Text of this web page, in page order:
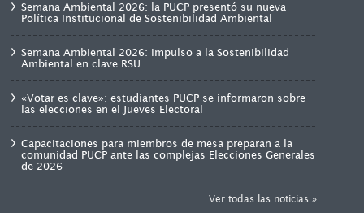
Semana Ambiental 2026: la PUCP presentó su nueva
Política Institucional de Sostenibilidad Ambiental
Semana Ambiental 2026: impulso a la Sostenibilidad
Ambiental en clave RSU
«Votar es clave»: estudiantes PUCP se informaron sobre
las elecciones en el Jueves Electoral
Capacitaciones para miembros de mesa preparan a la
comunidad PUCP ante las complejas Elecciones Generales
de 2026
Ver todas las noticias »